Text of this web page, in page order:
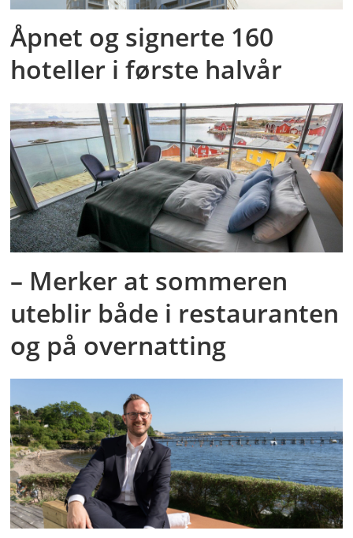
Åpnet og signerte 160
hoteller i første halvår
– Merker at sommeren
uteblir både i restauranten
og på overnatting